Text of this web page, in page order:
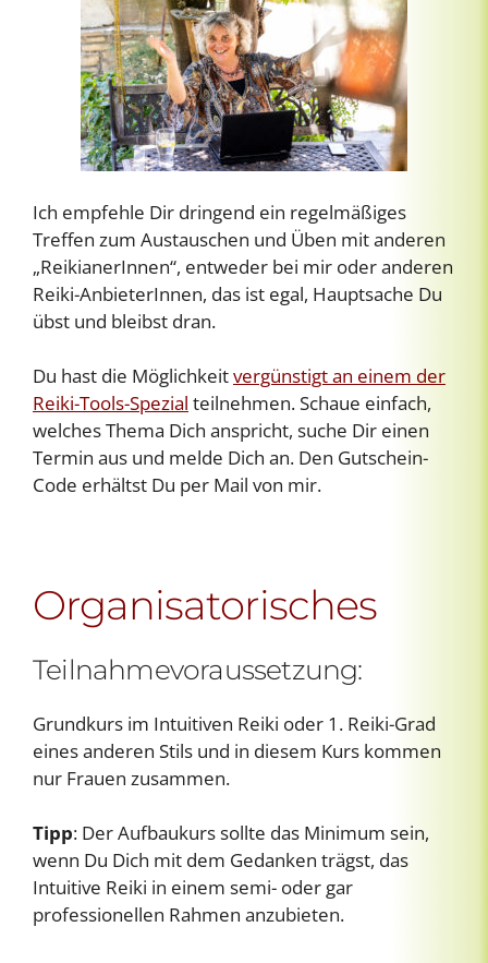
Ich empfehle Dir dringend ein regelmäßiges
Treffen zum Austauschen und Üben mit anderen
„ReikianerInnen“, entweder bei mir oder anderen
Reiki-AnbieterInnen, das ist egal, Hauptsache Du
übst und bleibst dran.
Du hast die Möglichkeitvergünstigt an einem der
Reiki-Tools-Spezial teilnehmen. Schaue einfach,
welches Thema Dich anspricht, suche Dir einen
Termin aus und melde Dich an. Den Gutschein-
Code erhältst Du per Mail von mir.
Organisatorisches
Teilnahmevoraussetzung:
Grundkurs im Intuitiven Reiki oder 1. Reiki-Grad
eines anderen Stils und in diesem Kurs kommen
nur Frauen zusammen.
Tipp: Der Aufbaukurs sollte das Minimum sein,
wenn Du Dich mit dem Gedanken trägst, das
Intuitive Reiki in einem semi- oder gar
professionellen Rahmen anzubieten.